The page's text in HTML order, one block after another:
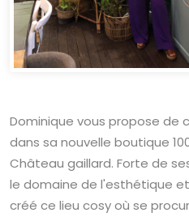
Dominique vous propose de
dans sa nouvelle boutique
Château gaillard. Forte de
le domaine de l'esthétique
créé ce lieu cosy où se